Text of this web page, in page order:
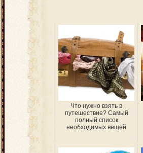
Что нужно взять в
путешествие? Самый
полный список
необходимых вещей